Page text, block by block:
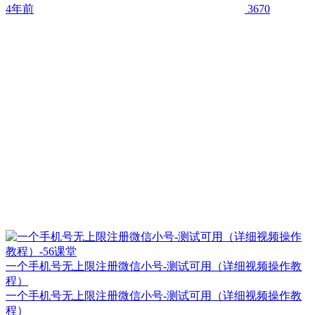
4年前 3670
一个手机号无上限注册微信小号-测试可用（详细视频操作教
程）
一个手机号无上限注册微信小号-测试可用（详细视频操作教
程）